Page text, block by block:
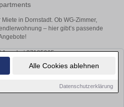
Alle Cookies ablehnen
Datenschutzerklärung
in Dornstadt. Ob WG-Zimmer,
– hier gibt’s passende